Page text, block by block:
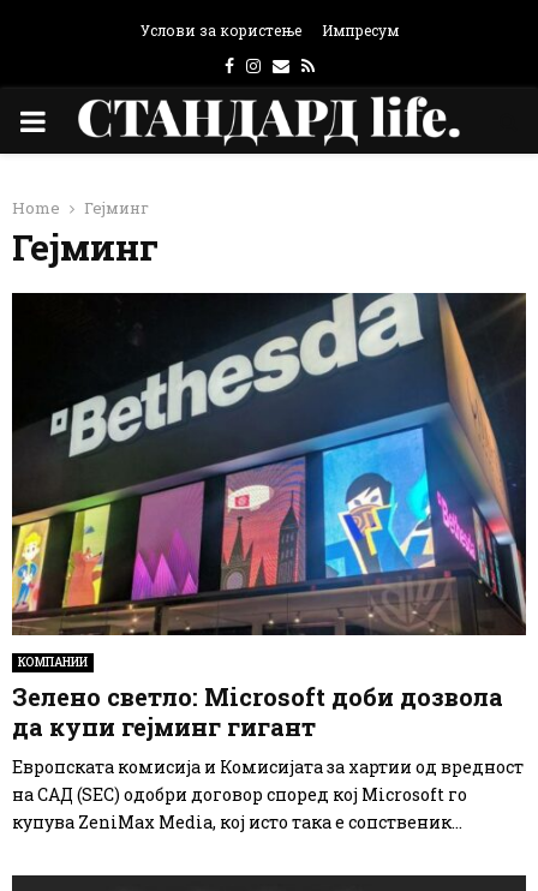
Услови за користење Импресум
Facebook
Instagram
Email
Rss
PRIMARY
Home Гејминг
Гејминг
КОМПАНИИ
Зелено светло: Microsoft доби дозвола
да купи гејминг гигант
Европската комисија и Комисијата за хартии од вредност
на САД (SEC) одобри договор според кој Microsoft го
купува ZeniMax Media, кој исто така е сопственик...